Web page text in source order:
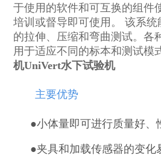
于使用的软件和可互换的组件
培训或督导即可使用。 该系统
的拉伸、压缩和弯曲测试。各
用于适应不同的标本和测试模
机UniVert水下试验机
主要优势
●小体量即可进行质量好、
●夹具和加载传感器的变化